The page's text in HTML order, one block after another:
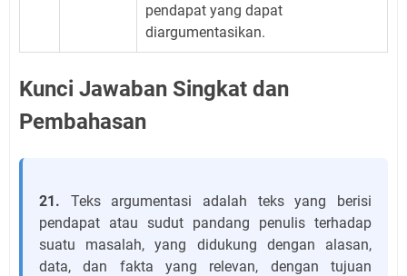
pendapat yang dapat
diargumentasikan.
Kunci Jawaban Singkat dan
Pembahasan
21. Teks argumentasi adalah teks yang berisi
pendapat atau sudut pandang penulis terhadap
suatu masalah, yang didukung dengan alasan,
data, dan fakta yang relevan, dengan tujuan